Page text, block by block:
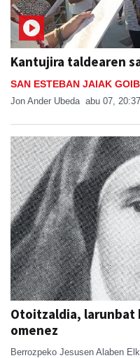
Kantujira taldearen
SAN ESTEBAN JAIAK
Jon Ander Ubeda abu 07, 20:37
Otoitzaldia, larunbat
omenez
Berrozpeko Jesusen Alaben